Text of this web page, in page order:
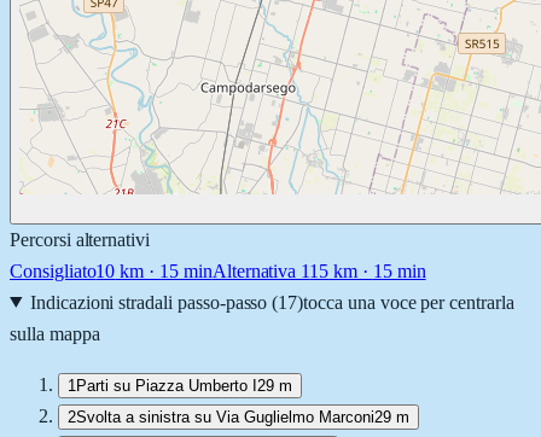
Percorsi alternativi
Consigliato10 km · 15 minAlternativa 115 km · 15 min
Indicazioni stradali passo-passo (17)tocca una voce per centrarla
sulla mappa
1 Parti su Piazza Umberto I29 m
2Svolta a sinistra su Via Guglielmo Marconi29 m